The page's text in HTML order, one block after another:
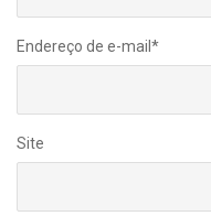
Endereço de e-mail *
Site